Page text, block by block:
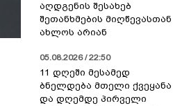
აღდგენის შესახებ
შეთანხმების მიღწევასთან
ახლოს არიან
05.08.2026 / 22:50
11 დღეში მესამედ
ბნელდება მთელი ქვეყანა
და დღემდე პირველი